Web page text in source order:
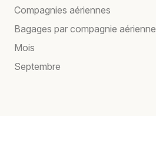
Compagnies aériennes
Bagages par compagnie aérienne
Mois
Septembre